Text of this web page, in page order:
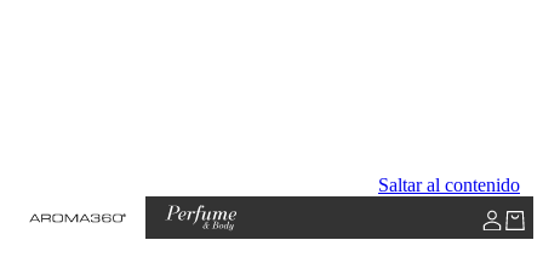
Saltar al contenido